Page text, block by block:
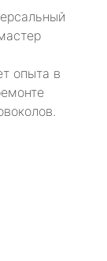
опыта в